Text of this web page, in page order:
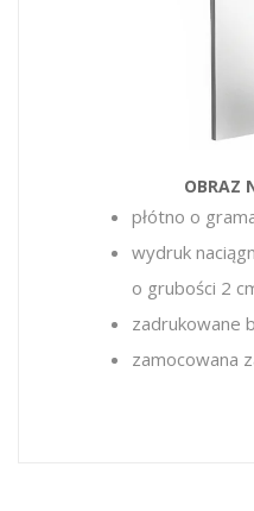
OBRAZ
płótno o
wydruk
o grubości 2
zadrukowane
zamocowana